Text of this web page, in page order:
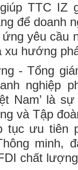
TTC IZ
để doanh
yêu cầu
hướng
- Tổng
nghiệp
Nam’ là
và Tập
tục ưu tiên
minh,
chất